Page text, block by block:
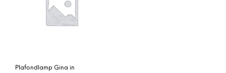
Plafondlamp Gina in